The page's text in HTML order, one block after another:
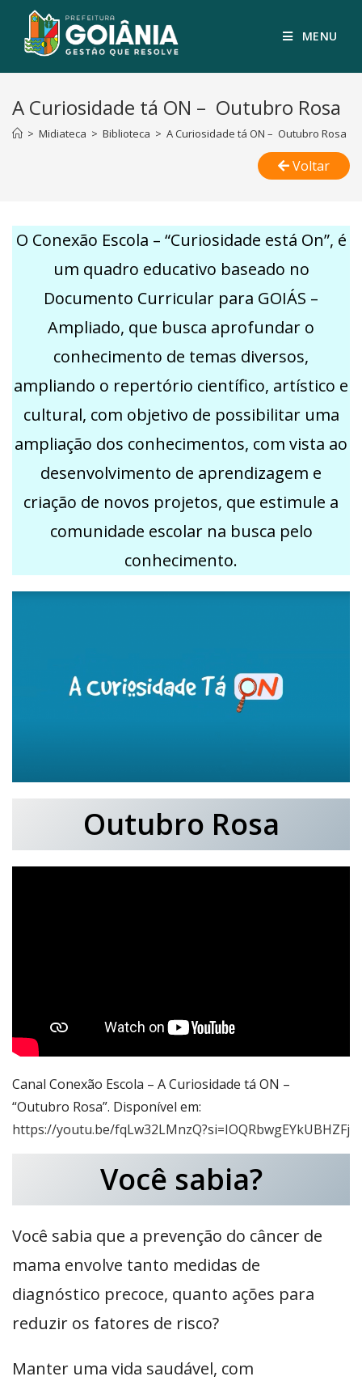
MENU
A Curiosidade tá ON – Outubro Rosa
> Midiateca > Biblioteca > A Curiosidade tá ON – Outubro Rosa
Voltar
O Conexão Escola – “Curiosidade está On”, é
um quadro educativo baseado no
Documento Curricular para GOIÁS –
Ampliado, que busca aprofundar o
conhecimento de temas diversos,
ampliando o repertório científico, artístico e
cultural, com objetivo de possibilitar uma
ampliação dos conhecimentos, com vista ao
desenvolvimento de aprendizagem e
criação de novos projetos, que estimule a
comunidade escolar na busca pelo
conhecimento.
Outubro Rosa
Canal Conexão Escola – A Curiosidade tá ON –
“Outubro Rosa”. Disponível em:
https://youtu.be/fqLw32LMnzQ?si=IOQRbwgEYkUBHZFj
Você sabia?
Você sabia que a prevenção do câncer de
mama envolve tanto medidas de
diagnóstico precoce, quanto ações para
reduzir os fatores de risco?
Manter uma vida saudável, com